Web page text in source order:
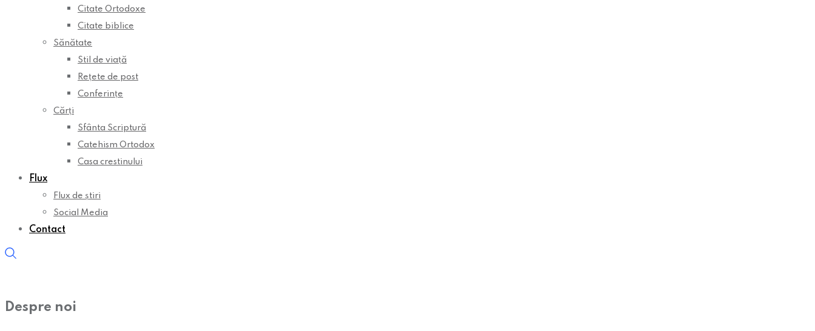
Citate Ortodoxe
Citate biblice
Sănătate
Stil de viață
Rețete de post
Conferințe
Cărți
Sfânta Scriptură
Catehism Ortodox
Casa crestinului
Flux
Flux de știri
Social Media
Contact
Despre noi